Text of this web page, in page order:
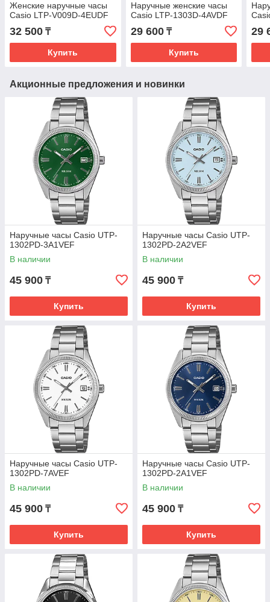
Женские наручные часы
Casio LTP-V009D-4EUDF
32 500 ₸
Купить
Наручные женские часы
Casio LTP-1303D-4AVDF
29 600₸
Купить
29
Акционные предложения и новинки
Наручные часы Casio UTP-
1302PD-3A1VEF
В наличии
45 900 ₸
Купить
Наручные часы Casio UTP-
1302PD-2A2VEF
В наличии
45 900 ₸
Купить
Наручные часы Casio UTP-
1302PD-7AVEF
В наличии
45 900 ₸
Купить
Наручные часы Casio UTP-
1302PD-2A1VEF
В наличии
45 900 ₸
Купить